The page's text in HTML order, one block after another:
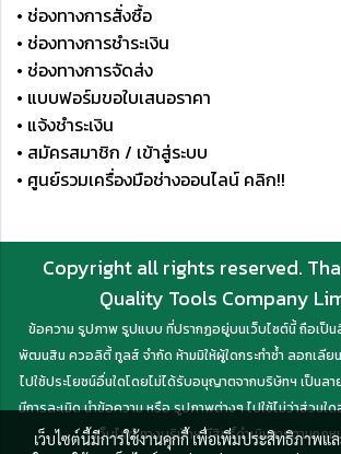
• ช่องทางการสั่งซื้อ
• ช่องทางการชำระเงิน
• ช่องทางการจัดส่ง
• แบบฟอร์มขอใบเสนอราคา
• แจ้งชำระเงิน
• สมัครสมาชิก / เข้าสู่ระบบ
• ศูนย์รวมเครื่องมือช่างออนไลน์ คลิก!!
Copyright all rights reserved.
Quality Tools Company
ข้อความ รูปภาพ รูปแบบ ที่ปรากฏอยู่บนเว็บไซต์นี้ ถือเป็
พัฒนสิน ควอลิตี้ ทูลส์ จำกัด ห้ามมิให้ผู้ใดกระทำซ้ำ ลอกเลีย
ไปใช้ประโยชน์อื่นใดโดยไม่ได้รับอนุญาตจากบริษัทฯ เป็น
มีการละเมิด นำข้อความ หรือ รูปภาพต่างๆ ไปใช้ไม่ว่าส่วน
เว็บไซต์ ทางบริษัทฯ มีสิทธิ์ดำเนินการตามกฎ
เว็บไซต์นี้มีการใช้งานคุกกี้ เพื่อเพิ่มประสิทธิภาพ